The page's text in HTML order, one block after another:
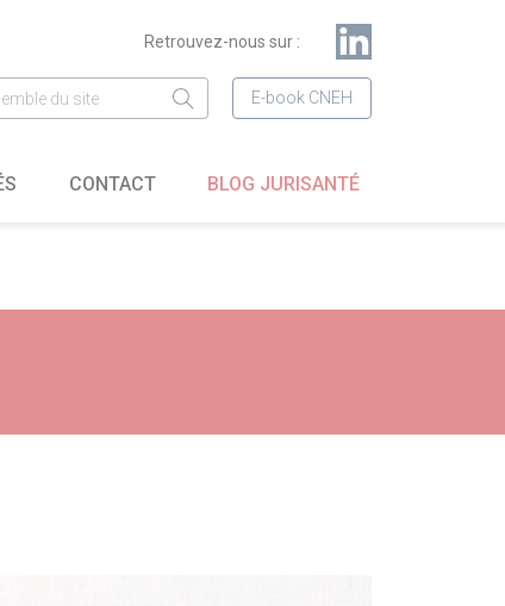
Retrouvez-nous sur :
E-book CNEH
CONTACT BLOG JURISANTÉ